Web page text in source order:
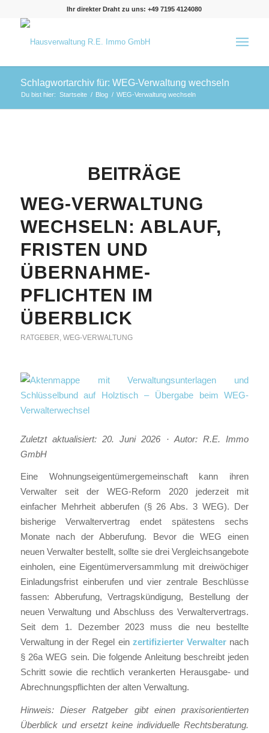
Ihr direkter Draht zu uns: +49 7195 4124080
Schlagwortarchiv für: WEG-Verwaltung wechseln
Du bist hier: Startseite / Blog / WEG-Verwaltung wechseln
BEITRÄGE
WEG-VERWALTUNG
WECHSELN: ABLAUF,
FRISTEN UND
ÜBERNAHME-
PFLICHTEN IM
ÜBERBLICK
RATGEBER, WEG-VERWALTUNG
Zuletzt aktualisiert: 20. Juni 2026 · Autor: R.E. Immo
GmbH
Eine Wohnungseigentümergemeinschaft kann ihren
Verwalter seit der WEG-Reform 2020 jederzeit mit
einfacher Mehrheit abberufen (§ 26 Abs. 3 WEG). Der
bisherige Verwaltervertrag endet spätestens sechs
Monate nach der Abberufung. Bevor die WEG einen
neuen Verwalter bestellt, sollte sie drei Vergleichsangebote
einholen, eine Eigentümerversammlung mit dreiwöchiger
Einladungsfrist einberufen und vier zentrale Beschlüsse
fassen: Abberufung, Vertragskündigung, Bestellung der
neuen Verwaltung und Abschluss des Verwaltervertrags.
Seit dem 1. Dezember 2023 muss die neu bestellte
Verwaltung in der Regel ein zertifizierter Verwalter nach
§ 26a WEG sein. Die folgende Anleitung beschreibt jeden
Schritt sowie die rechtlich verankerten Herausgabe- und
Abrechnungspflichten der alten Verwaltung.
Hinweis: Dieser Ratgeber gibt einen praxisorientierten
Überblick und ersetzt keine individuelle Rechtsberatung.